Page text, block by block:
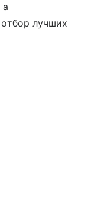
а
лучших